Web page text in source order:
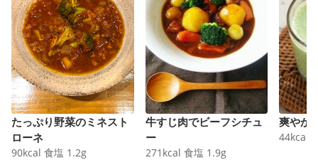
たっぷり野菜のミネスト
ローネ
90kcal 食塩 1.2g
牛すじ肉でビーフシチュ
ー
271 kcal 食塩 1.9g
爽やか
44kcal